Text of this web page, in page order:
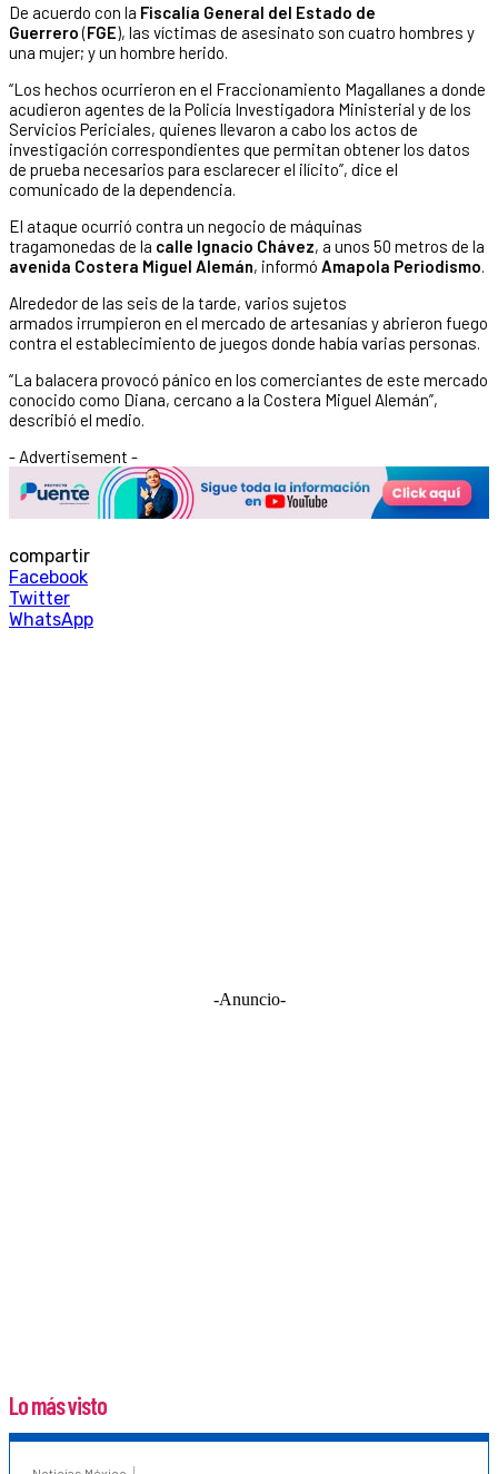
De acuerdo con la Fiscalía General del Estado de
Guerrero(FGE), las víctimas de asesinato son cuatro hombres y
una mujer; y un hombre herido.
“Los hechos ocurrieron en el Fraccionamiento Magallanes a donde
acudieron agentes de la Policía Investigadora Ministerial y de los
Servicios Periciales, quienes llevaron a cabo los actos de
investigación correspondientes que permitan obtener los datos
de prueba necesarios para esclarecer el ilícito”, dice el
comunicado de la dependencia.
El ataque ocurrió contra un negocio de máquinas
tragamonedas de la calle Ignacio Chávez, a unos 50 metros de la
avenida Costera Miguel Alemán, informó Amapola Periodismo.
Alrededor de las seis de la tarde, varios sujetos
armados irrumpieron en el mercado de artesanías y abrieron fuego
contra el establecimiento de juegos donde había varias personas.
“La balacera provocó pánico en los comerciantes de este mercado
conocido como Diana, cercano a la Costera Miguel Alemán”,
describió el medio.
- Advertisement -
compartir
Facebook
Twitter
WhatsApp
-Anuncio-
Lo más visto